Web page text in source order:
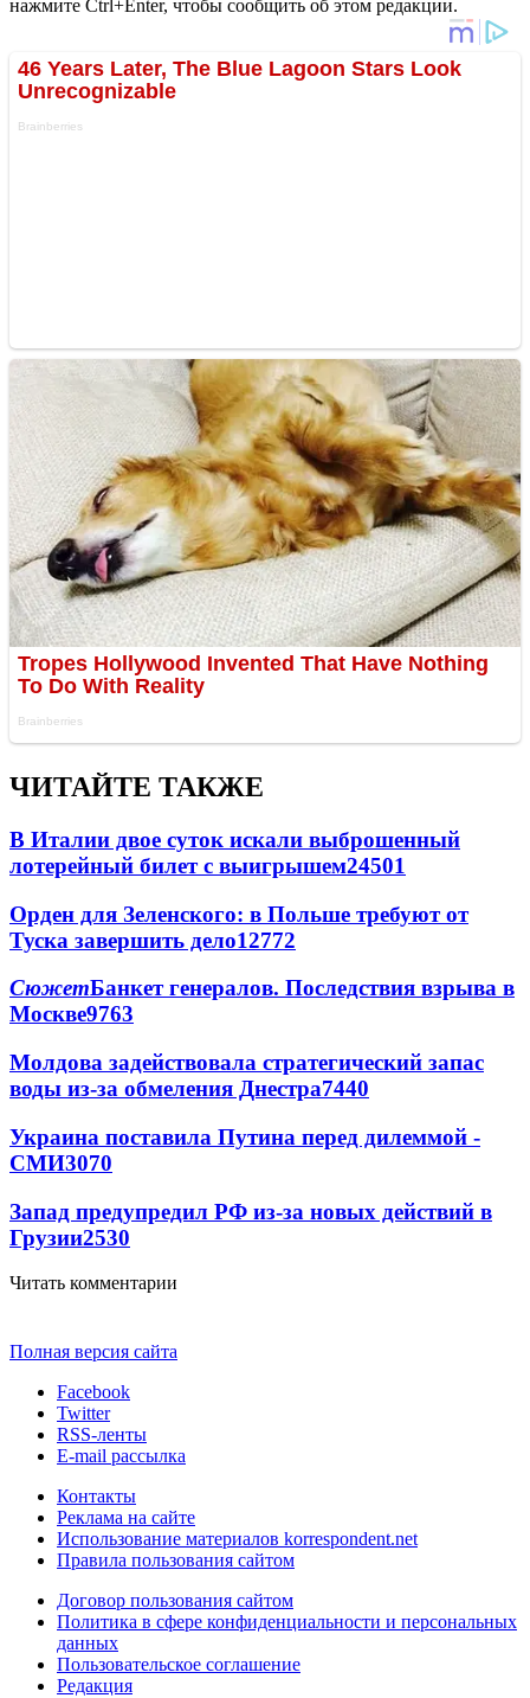
нажмите Ctrl+Enter, чтобы сообщить об этом редакции.
ЧИТАЙТЕ ТАКЖЕ
В Италии двое суток искали выброшенный
лотерейный билет с выигрышем24501
Орден для Зеленского: в Польше требуют от
Туска завершить дело12772
СюжетБанкет генералов. Последствия взрыва в
Москве9763
Молдова задействовала стратегический запас
воды из-за обмеления Днестра7440
Украина поставила Путина перед дилеммой -
СМИ3070
Запад предупредил РФ из-за новых действий в
Грузии2530
Читать комментарии
Полная версия сайта
Facebook
Twitter
RSS-ленты
E-mail рассылка
Контакты
Реклама на сайте
Использование материалов korrespondent.net
Правила пользования сайтом
Договор пользования сайтом
Политика в сфере конфиденциальности и персональных
данных
Пользовательское соглашение
Редакция